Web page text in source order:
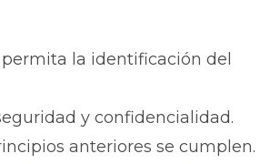
la identificación del
y confidencialidad.
anteriores se cumplen.